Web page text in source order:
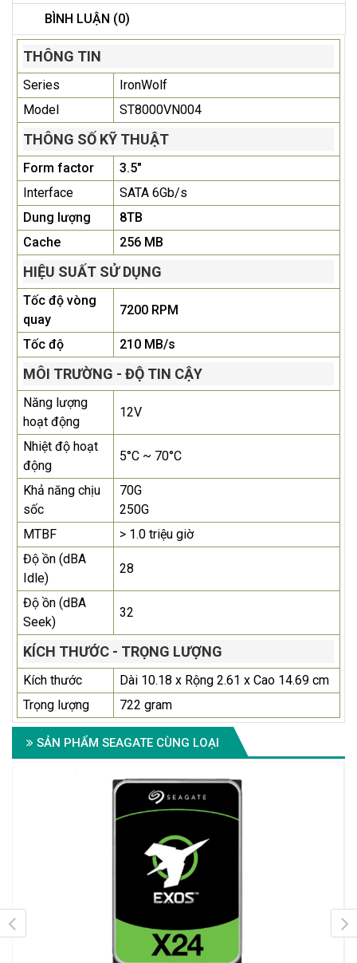
BÌNH LUẬN (0)
THÔNG TIN
Series
IronWolf
Model
ST8000VN004
THÔNG SỐ KỸ THUẬT
Form factor
3.5"
Interface
SATA 6Gb/s
Dung lượng
8TB
Cache
256 MB
HIỆU SUẤT SỬ DỤNG
Tốc độ vòng
quay
7200 RPM
Tốc độ 210 MB/s
MÔI TRƯỜNG - ĐỘ TIN CẬY
Năng lượng
hoạt động
12V
Nhiệt độ hoạt
động
5°C ~ 70°C
Khả năng chịu
sốc
70G
250G
MTBF
> 1.0 triệu giờ
Độ ồn (dBA
Idle)
28
Độ ồn (dBA
Seek)
32
KÍCH THƯỚC - TRỌNG LƯỢNG
Kích thước
Dài 10.18 x Rộng 2.61 x Cao 14.69 cm
Trọng lượng
722 gram
SẢN PHẨM SEAGATE CÙNG LOẠI